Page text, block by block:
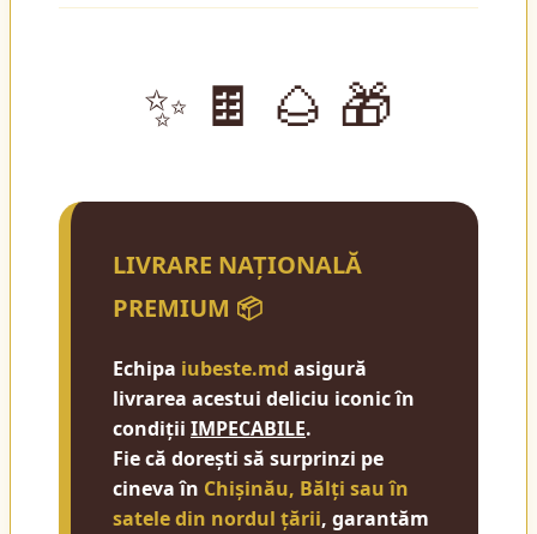
✨ 🍫 🌰 🎁
LIVRARE NAȚIONALĂ
PREMIUM 📦
Echipa iubeste.md asigură
livrarea acestui deliciu iconic în
condiții IMPECABILE.
Fie că dorești să surprinzi pe
cineva în Chișinău, Bălți sau în
satele din nordul țării, garantăm